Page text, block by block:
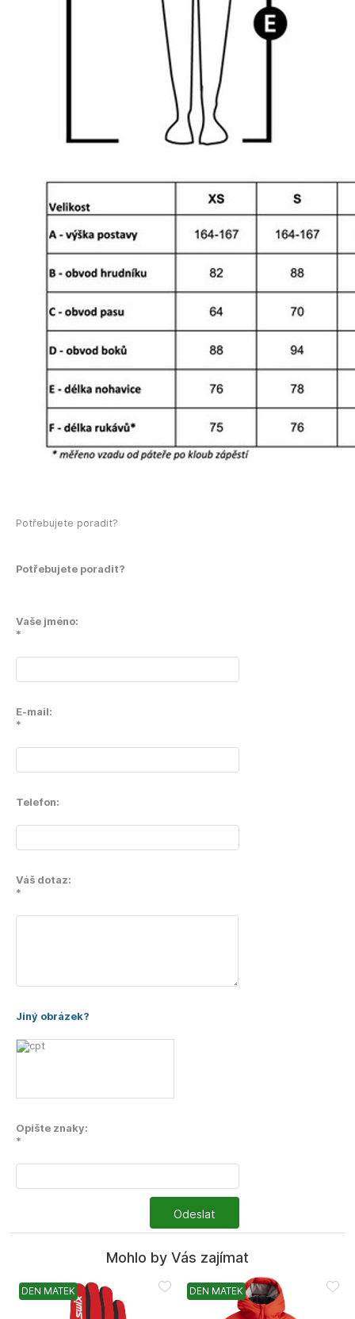
Potřebujete poradit?
Potřebujete poradit?
Vaše jméno:
*
E-mail:
*
Telefon:
Váš dotaz:
*
Jiný obrázek?
Opište znaky:
*
Odeslat
Mohlo by Vás zajímat
DEN MATEK DEN MATEK